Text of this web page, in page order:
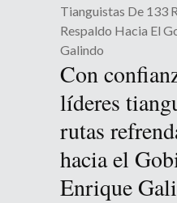
Tianguistas De 133
Respaldo Hacia El
Galindo
Con
líderes
rutas
hacia el
Enrique